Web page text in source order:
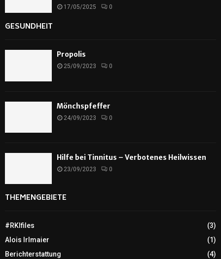
17/05/2025 0
GESUNDHEIT
Propolis
25/09/2023 0
Mönchspfeffer
24/09/2023 0
Hilfe bei Tinnitus – Verbotenes Heilwissen
23/09/2023 0
THEMENGEBIETE
#RKIfiles
(3)
Alois Irlmaier
(1)
Berichterstattung
(4)